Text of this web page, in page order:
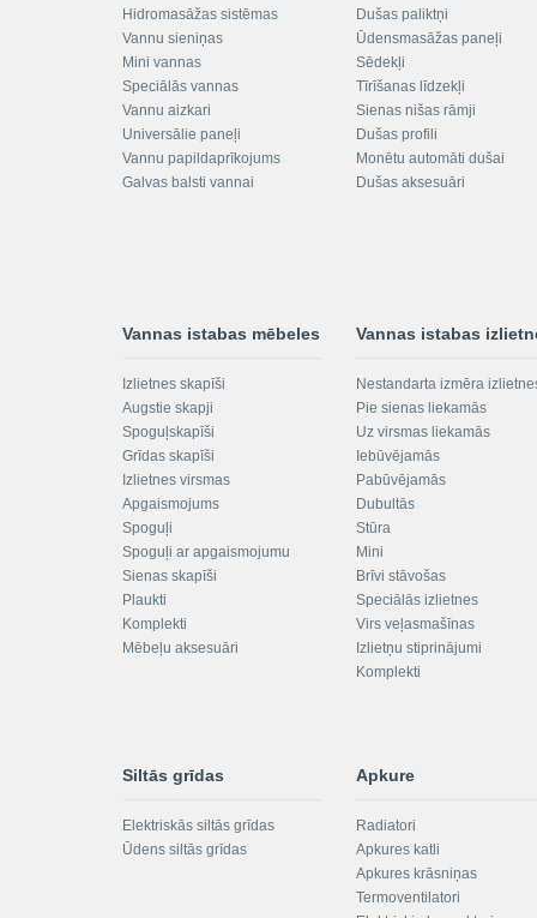
Hidromasāžas sistēmas
Vannu sieniņas
Mini vannas
Speciālās vannas
Vannu aizkari
Universālie paneļi
Vannu papildaprīkojums
Galvas balsti vannai
Dušas paliktņi
Ūdensmasāžas paneļi
Sēdekļi
Tīrīšanas līdzekļi
Sienas nišas rāmji
Dušas profili
Monētu automāti dušai
Dušas aksesuāri
Vannas istabas mēbeles
Izlietnes skapīši
Augstie skapji
Spoguļskapīši
Grīdas skapīši
Izlietnes virsmas
Apgaismojums
Spoguļi
Spoguļi ar apgaismojumu
Sienas skapīši
Plaukti
Komplekti
Mēbeļu aksesuāri
Vannas istabas
Nestandarta izmēra
Pie sienas liekamās
Uz virsmas liekamās
Iebūvējamās
Pabūvējamās
Dubultās
Stūra
Mini
Brīvi stāvošas
Speciālās izlietnes
Virs veļasmašīnas
Izlietņu stiprinājumi
Komplekti
Siltās grīdas
Elektriskās siltās grīdas
Ūdens siltās grīdas
Apkure
Radiatori
Apkures katli
Apkures krāsniņas
Termoventilatori